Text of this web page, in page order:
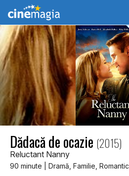
Dădacă de ocazie (2015)
Reluctant Nanny
90 minute | Dramă, Familie, Romantic